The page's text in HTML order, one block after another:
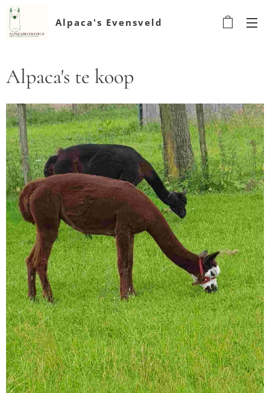
Alpaca's Evensveld
Alpaca's te koop